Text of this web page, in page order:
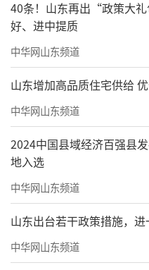
40条！山东再出“政策大
好、进中提质
中华网山东频道
山东增加高品质住宅供给
中华网山东频道
2024中国县域经济百强县
地入选
中华网山东频道
山东出台若干政策措施，
中华网山东频道